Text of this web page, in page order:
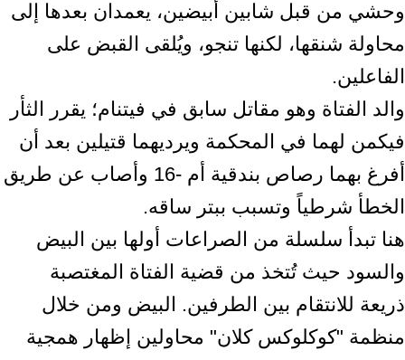
وحشي من قبل شابين أبيضين، يعمدان بعدها إلى
محاولة شنقها، لكنها تنجو، ويُلقى القبض على
الفاعلين.
والد الفتاة وهو مقاتل سابق في فيتنام؛ يقرر الثأر
فيكمن لهما في المحكمة ويرديهما قتيلين بعد أن
أفرغ بهما رصاص بندقية أم -16 وأصاب عن طريق
الخطأ شرطياً وتسبب ببتر ساقه.
هنا تبدأ سلسلة من الصراعات أولها بين البيض
والسود حيث تُتخذ من قضية الفتاة المغتصبة
ذريعة للانتقام بين الطرفين. البيض ومن خلال
منظمة "كوكلوكس كلان" محاولين إظهار همجية